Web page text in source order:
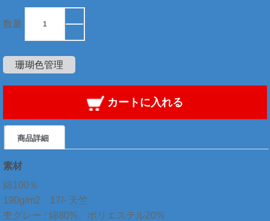
数量
珊瑚色管理
カートに入れる
商品詳細
素材
綿100％
190g/m2 17/- 天竺
杢グレー : 綿80%、ポリエステル20%